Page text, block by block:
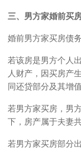
三、男方家婚前买
婚前男方家买房债
若该房是男方个人
人财产，因买房产
同还贷部分及其增
若男方家买房，男
下，房产属于夫妻
若男方家买房部分